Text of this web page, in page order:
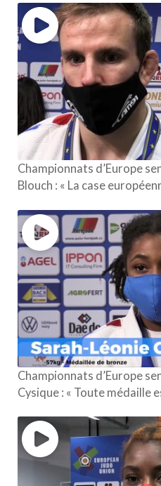
Championnats d’Europe
Blouch : « La case
Championnats d’Europe
Cysique : « Toute médaille